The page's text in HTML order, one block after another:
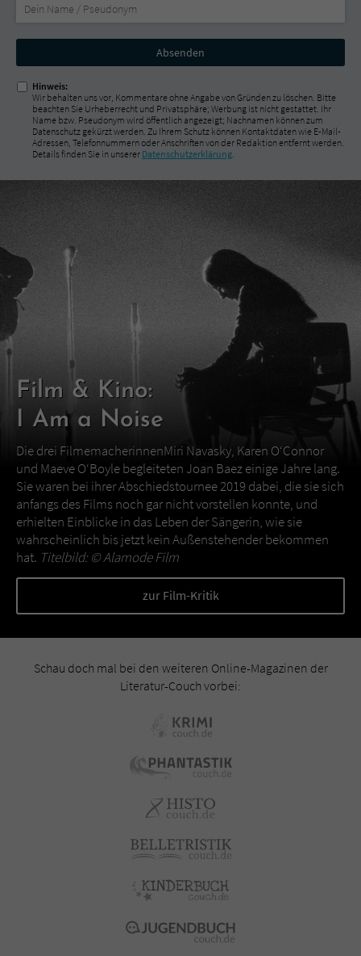
Nicht
ausfüllen!
Hinweis:
Wir behalten uns vor, Kommentare ohne Angabe von Gründen zu löschen. Bitte
beachten Sie Urheberrecht und Privatsphäre; Werbung ist nicht gestattet. Ihr
Name bzw. Pseudonym wird öffentlich angezeigt; Nachnamen können zum
Datenschutz gekürzt werden. Zu Ihrem Schutz können Kontaktdaten wie E-Mail-
Adressen, Telefonnummern oder Anschriften von der Redaktion entfernt werden.
Details finden Sie in unserer Datenschutzerklärung
Film & Kino:
I Am a Noise
Die drei FilmemacherinnenMiri Navasky, Karen O‘Connor
und Maeve O‘Boyle begleiteten Joan Baez einige Jahre lang.
Sie waren bei ihrer Abschiedstournee 2019 dabei, die sie sich
anfangs des Films noch gar nicht vorstellen konnte, und
erhielten Einblicke in das Leben der Sängerin, wie sie
wahrscheinlich bis jetzt kein Außenstehender bekommen
hat. Titelbild: ©Alamode Film
zur Film-Kritik
Schau doch mal bei den weiteren Online-Magazinen der
Literatur-Couch vorbei: